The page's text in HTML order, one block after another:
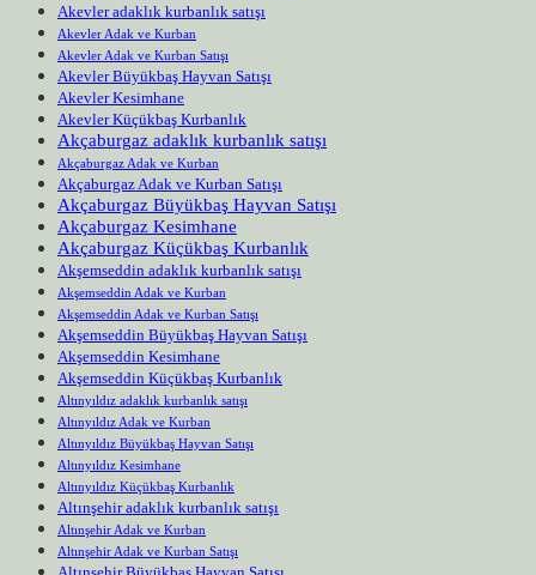
Akevler adaklık kurbanlık satışı
Akevler Adak ve Kurban
Akevler Adak ve Kurban Satışı
Akevler Büyükbaş Hayvan Satışı
Akevler Kesimhane
Akevler Küçükbaş Kurbanlık
Akçaburgaz adaklık kurbanlık satışı
Akçaburgaz Adak ve Kurban
Akçaburgaz Adak ve Kurban Satışı
Akçaburgaz Büyükbaş Hayvan Satışı
Akçaburgaz Kesimhane
Akçaburgaz Küçükbaş Kurbanlık
Akşemseddin adaklık kurbanlık satışı
Akşemseddin Adak ve Kurban
Akşemseddin Adak ve Kurban Satışı
Akşemseddin Büyükbaş Hayvan Satışı
Akşemseddin Kesimhane
Akşemseddin Küçükbaş Kurbanlık
Altınyıldız adaklık kurbanlık satışı
Altınyıldız Adak ve Kurban
Altınyıldız Büyükbaş Hayvan Satışı
Altınyıldız Kesimhane
Altınyıldız Küçükbaş Kurbanlık
Altınşehir adaklık kurbanlık satışı
Altınşehir Adak ve Kurban
Altınşehir Adak ve Kurban Satışı